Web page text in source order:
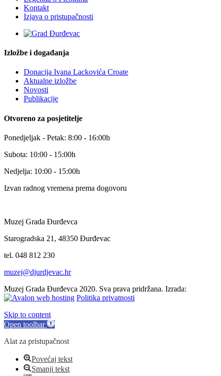
Kontakt
Izjava o pristupačnosti
Izložbe i događanja
Donacija Ivana Lackovića Croate
Aktualne izložbe
Novosti
Publikacije
Otvoreno za posjetitelje
Ponedjeljak - Petak: 8:00 - 16:00h
Subota: 10:00 - 15:00h
Nedjelja: 10:00 - 15:00h
Izvan radnog vremena prema dogovoru
Muzej Grada Đurđevca
Starogradska 21, 48350 Đurđevac
tel. 048 812 230
muzej@djurdjevac.hr
Muzej Grada Đurđevca 2020. Sva prava pridržana. Izrada:
Politika privatnosti
Skip to content
Open toolbar
Alat za pristupačnost
Povećaj tekst
Smanji tekst